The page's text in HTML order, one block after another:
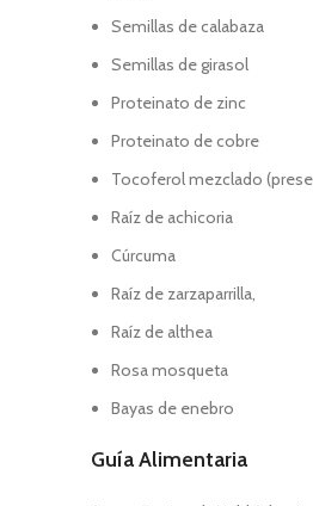
Semillas de calabaza
Semillas de girasol
Proteinato de zinc
Proteinato de cobre
Tocoferol mezclado
Raíz de achicoria
Cúrcuma
Raíz de zarzaparrilla,
Raíz de althea
Rosa mosqueta
Bayas de enebro
Guía Alimentaria